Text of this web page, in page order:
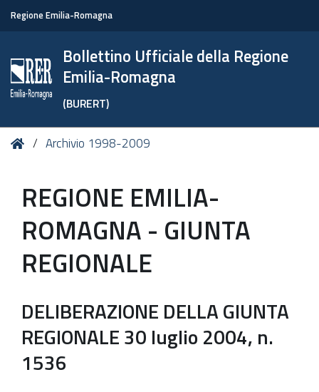
Regione Emilia-Romagna
Bollettino Ufficiale della Regione
Emilia-Romagna
(BURERT)
Tu HomeArchivio 1998-2009
REGIONE EMILIA-
ROMAGNA - GIUNTA
REGIONALE
DELIBERAZIONE DELLA GIUNTA
REGIONALE 30 luglio 2004, n.
1536